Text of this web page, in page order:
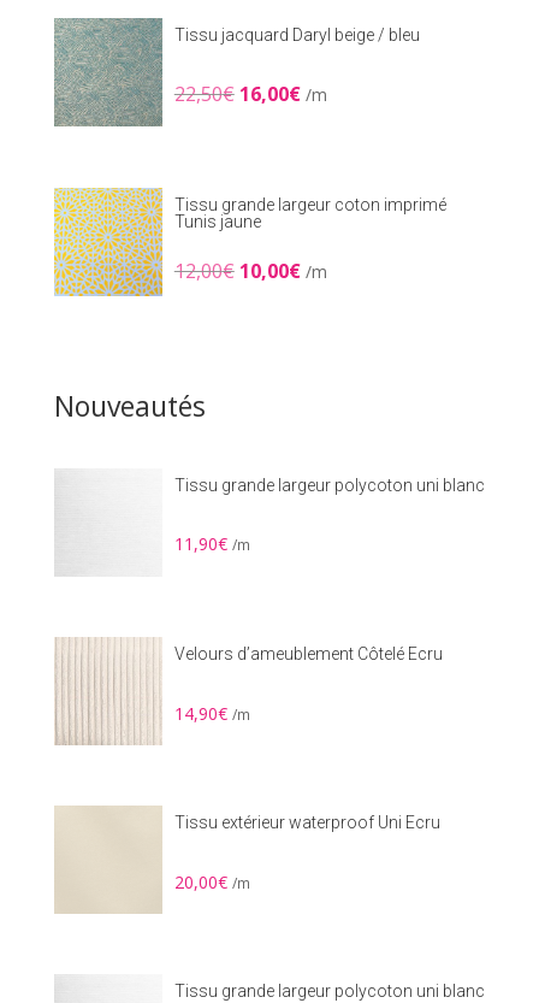
Tissu jacquard Daryl beige / bleu
22,50€ Le
16,00€Le
/m
Tissu grande largeur coton imprimé
Tunis jaune
12,00€ Le
10,00€Le
/m
Nouveautés
Tissu grande largeur polycoton uni blanc
11,90€ /m
Velours d’ameublement Côtelé Ecru
14,90€ /m
Tissu extérieur waterproof Uni Ecru
20,00€ /m
Tissu grande largeur polycoton uni blanc